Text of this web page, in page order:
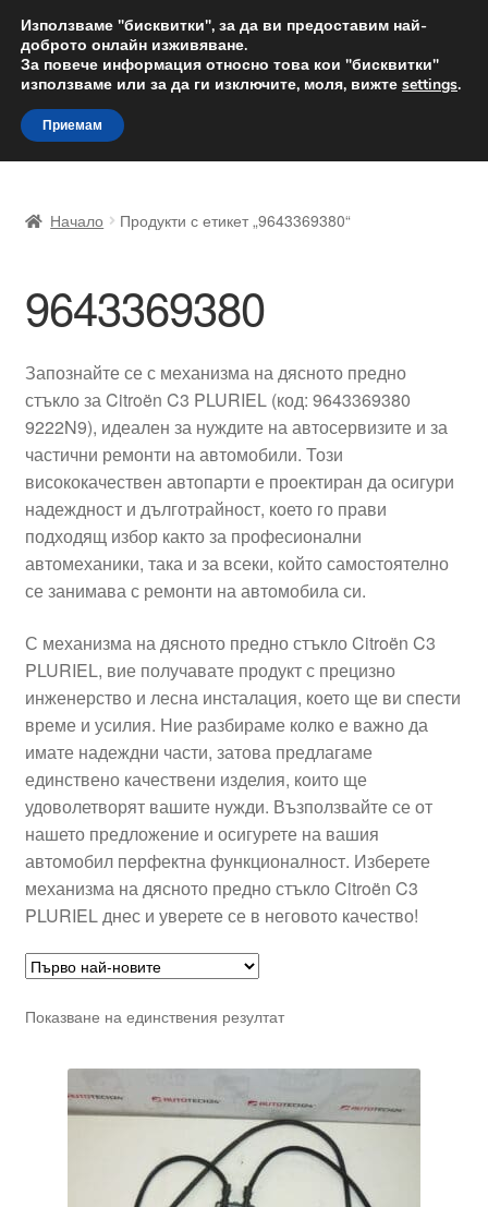
ДОСТАВКА от 12 лв.
Доставка по целия свят
Skip
to
navigation
Skip
to
content
Доставка по целия свят
Жалби
Количка
Контакт
Моята сметка
Плащанията
Политика за поверителност
Правила и условия
Процедура за рекламации
Разгледайте
Транспорт
Начало Продукти с етикет „9643369380“
9643369380
Запознайте се с механизма на дясното предно
стъкло за Citroën C3 PLURIEL (код: 9643369380
9222N9), идеален за нуждите на автосервизите и за
частични ремонти на автомобили. Този
висококачествен автопарти е проектиран да осигури
надеждност и дълготрайност, което го прави
подходящ избор както за професионални
автомеханики, така и за всеки, който самостоятелно
се занимава с ремонти на автомобила си.
С механизма на дясното предно стъкло Citroën C3
PLURIEL, вие получавате продукт с прецизно
инженерство и лесна инсталация, което ще ви спести
време и усилия. Ние разбираме колко е важно да
имате надеждни части, затова предлагаме
единствено качествени изделия, които ще
удоволетворят вашите нужди. Възползвайте се от
нашето предложение и осигурете на вашия
автомобил перфектна функционалност. Изберете
механизма на дясното предно стъкло Citroën C3
PLURIEL днес и уверете се в неговото качество!
Показване на единствения резултат
Използваме "бисквитки", за да ви предоставим най-
доброто онлайн изживяване.
За повече информация относно това кои "бисквитки"
използваме или за да ги изключите, моля, вижте settings.
Приемам